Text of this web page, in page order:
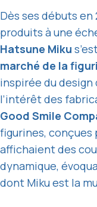
Dès ses débuts
produits à une
Hatsune Miku
marché de la
inspirée du design
l’intérêt des
Good Smile
figurines, conçues
affichaient des
dynamique,
dont Miku est la